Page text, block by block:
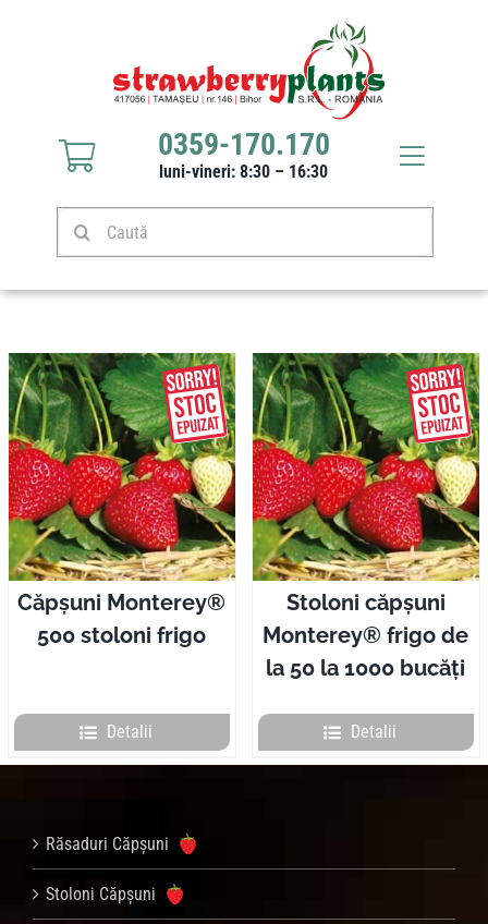
Caută
0359-170.170
luni-vineri: 8:30 – 16:30
Toggle
Răsaduri căpșuni
Stoloni căpșuni
Produse
Culturi
Pliante
Contact
Contul meu
Coșul meu
Căpșuni Monterey®
500 stoloni frigo
Detalii
Stoloni căpșuni
Monterey® frigo de
la 50 la 1000 bucăți
Detalii
Răsaduri Căpșuni
Stoloni Căpșuni